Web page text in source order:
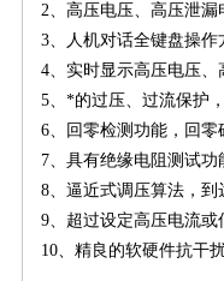
2、高压电压、高压泄
3、人机对话全键盘操
4、实时显示高压电压
5、*的过压、过流保护
6、回零检测功能，回
7、具有绝缘电阻测试
8、逼近式调压算法，
9、超过设定高压电流
10、精良的软硬件抗干